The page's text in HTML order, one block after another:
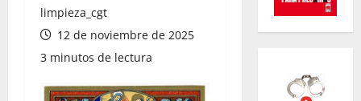
limpieza_cgt
12 de noviembre de 2025
3 minutos de lectura